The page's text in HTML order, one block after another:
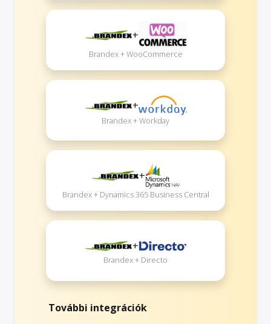
+
Brandex + WooCommerce
+
Brandex + Workday
+
Brandex + Dynamics 365 Business Central
+
Brandex + Directo
További integrációk